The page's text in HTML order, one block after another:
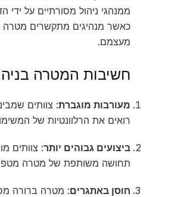
ממנהגי ניהול מסורתיים על
כאשר מנהיגים מתקשרים מטרה
מעצמם.
חשיבות המטרה
מעורבות מוגברת: צוותים
רואים את הרלוונטיות של
ביצועים גבוהים יותר: צוותים
תחושה משותפת של מטרה
חוסן באתגרים: מטרה ברורה